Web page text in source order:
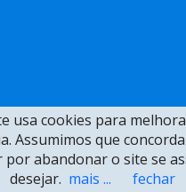
usa cookies para
Assumimos que
por abandonar o site se
desejar. mais ... fechar